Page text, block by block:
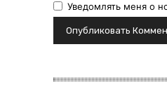
Уведомлять меня о